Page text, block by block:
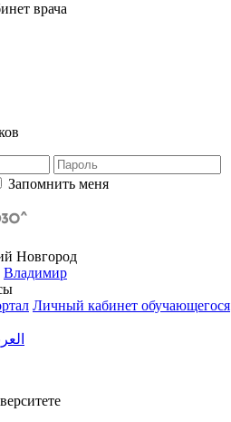
врача
Запомнить меня
Новгород
Владимир
Личный кабинет обучающегося